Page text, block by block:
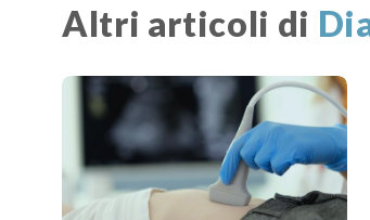
Altri articoli di